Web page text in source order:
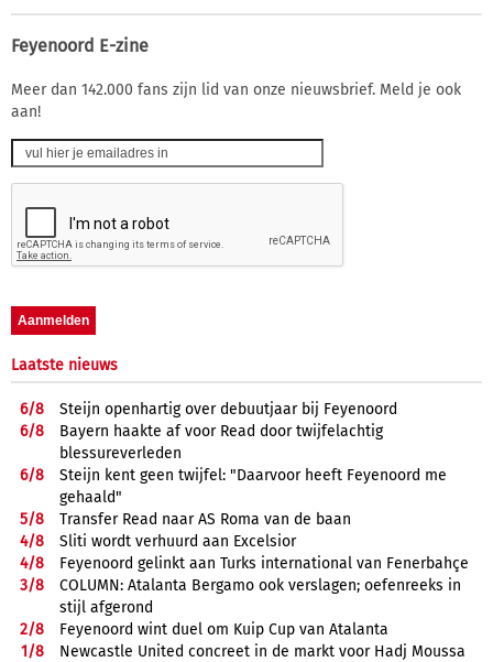
Feyenoord E-zine
Meer dan 142.000 fans zijn lid van onze nieuwsbrief. Meld je ook
aan!
Laatste nieuws
6/8
Steijn openhartig over debuutjaar bij Feyenoord
6/8
Bayern haakte af voor Read door twijfelachtig
blessureverleden
6/8
Steijn kent geen twijfel: "Daarvoor heeft Feyenoord me
gehaald"
5/8
Transfer Read naar AS Roma van de baan
4/8
Sliti wordt verhuurd aan Excelsior
4/8
Feyenoord gelinkt aan Turks international van Fenerbahçe
3/8
COLUMN: Atalanta Bergamo ook verslagen; oefenreeks in
stijl afgerond
2/8
Feyenoord wint duel om Kuip Cup van Atalanta
1/8
Newcastle United concreet in de markt voor Hadj Moussa